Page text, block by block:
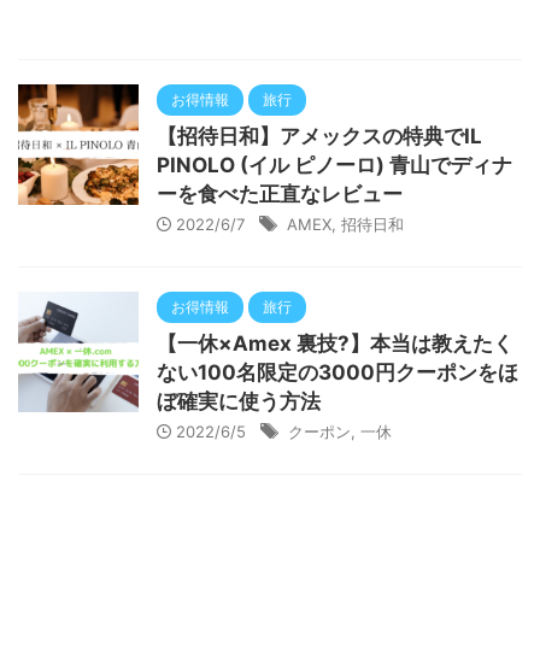
お得情報 旅行
【招待日和】アメックスの特典でIL
PINOLO (イル ピノーロ) 青山でディナ
ーを食べた正直なレビュー
2022/6/7 AMEX 招待日和
お得情報 旅行
【一休×Amex 裏技?】本当は教えたく
ない100名限定の3000円クーポンをほ
ぼ確実に使う方法
2022/6/5 クーポン 一休